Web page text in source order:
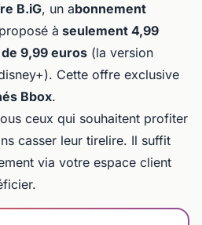
B.iG, un abonnement
à seulement 4,99
9,99 euros (la version
Cette offre exclusive
Bbox.
ceux qui souhaitent profiter
casser leur tirelire. Il suffit
via votre espace client